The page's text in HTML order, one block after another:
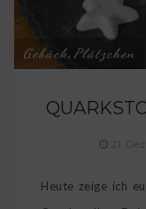
Gebäck, Plätzchen
21.
Heute zeige ich